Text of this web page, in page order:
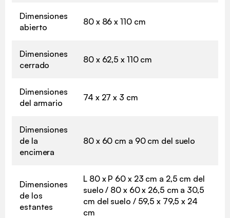
Dimensiones
abierto
80 x 86 x 110 cm
Dimensiones
cerrado
80 x 62,5 x 110 cm
Dimensiones
del armario
74 x 27 x 3 cm
Dimensiones
de la
encimera
80 x 60 cm a 90 cm del suelo
Dimensiones
de los
estantes
L 80 x P 60 x 23 cm a 2,5 cm del
suelo / 80 x 60 x 26,5 cm a 30,5
cm del suelo / 59,5 x 79,5 x 24
cm